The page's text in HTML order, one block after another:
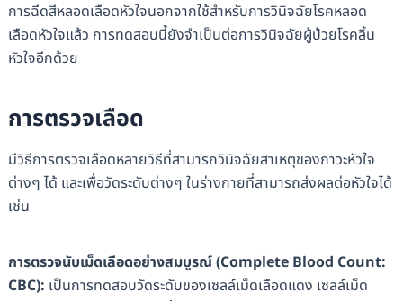
การฉีดสีหลอดเลือดหัวใจนอกจากใช้สำหรับการวินิจฉัยโรคหลอด
เลือดหัวใจแล้ว การทดสอบนี้ยังจำเป็นต่อการวินิจฉัยผู้ป่วยโรคลิ้น
หัวใจอีกด้วย
การตรวจเลือด
มีวิธีการตรวจเลือดหลายวิธีที่สามารถวินิจฉัยสาเหตุของภาวะหัวใจ
ต่างๆ ได้ และเพื่อวัดระดับต่างๆ ในร่างกายที่สามารถส่งผลต่อหัวใจได้
เช่น
การตรวจนับเม็ดเลือดอย่างสมบูรณ์ (Complete Blood Count:
CBC): เป็นการทดสอบวัดระดับของเซลล์เม็ดเลือดแดง เซลล์เม็ด